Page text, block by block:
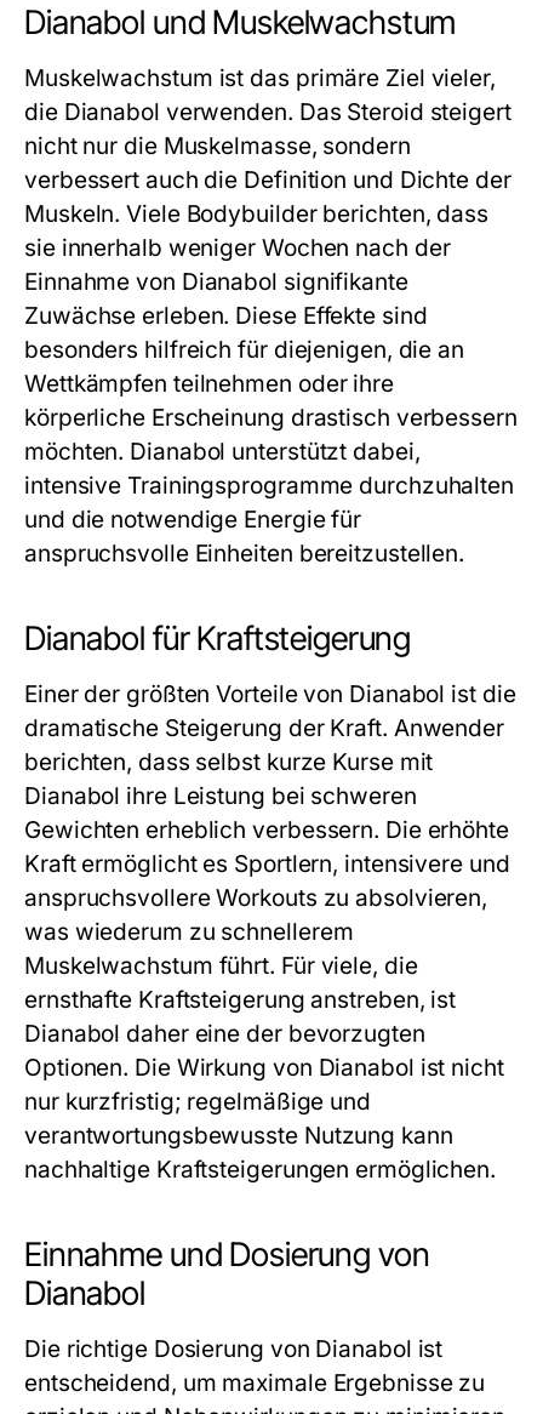
Dianabol und Muskelwachstum
Muskelwachstum ist das primäre Ziel vieler,
die Dianabol verwenden. Das Steroid steigert
nicht nur die Muskelmasse, sondern
verbessert auch die Definition und Dichte der
Muskeln. Viele Bodybuilder berichten, dass
sie innerhalb weniger Wochen nach der
Einnahme von Dianabol signifikante
Zuwächse erleben. Diese Effekte sind
besonders hilfreich für diejenigen, die an
Wettkämpfen teilnehmen oder ihre
körperliche Erscheinung drastisch verbessern
möchten. Dianabol unterstützt dabei,
intensive Trainingsprogramme durchzuhalten
und die notwendige Energie für
anspruchsvolle Einheiten bereitzustellen.
Dianabol für Kraftsteigerung
Einer der größten Vorteile von Dianabol ist die
dramatische Steigerung der Kraft. Anwender
berichten, dass selbst kurze Kurse mit
Dianabol ihre Leistung bei schweren
Gewichten erheblich verbessern. Die erhöhte
Kraft ermöglicht es Sportlern, intensivere und
anspruchsvollere Workouts zu absolvieren,
was wiederum zu schnellerem
Muskelwachstum führt. Für viele, die
ernsthafte Kraftsteigerung anstreben, ist
Dianabol daher eine der bevorzugten
Optionen. Die Wirkung von Dianabol ist nicht
nur kurzfristig; regelmäßige und
verantwortungsbewusste Nutzung kann
nachhaltige Kraftsteigerungen ermöglichen.
Einnahme und Dosierung von
Dianabol
Die richtige Dosierung von Dianabol ist
entscheidend, um maximale Ergebnisse zu